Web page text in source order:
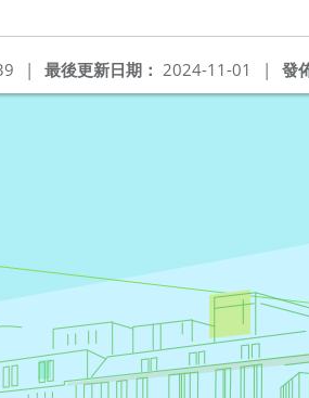
發
最後更新日期： 2024-11-01 |
|